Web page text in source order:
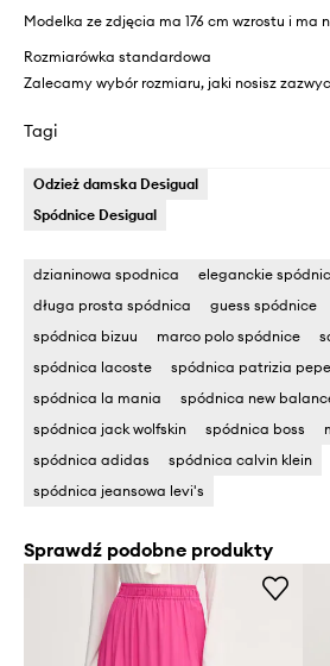
Modelka ze zdjęcia ma 176 cm wzrostu i ma
Rozmiarówka standardowa
Zalecamy wybór rozmiaru, jaki nosisz
Tagi
Odzież damska Desigual
Spódnice Desigual
dzianinowa spodnica
eleganckie
długa prosta spódnica
guess spódnice
spódnica bizuu
marco polo spódnice
spódnica lacoste
spódnica patrizia pepe
spódnica la mania
spódnica new
spódnica jack wolfskin
spódnica boss
spódnica adidas
spódnica calvin klein
spódnica jeansowa levi's
Sprawdź podobne produkty